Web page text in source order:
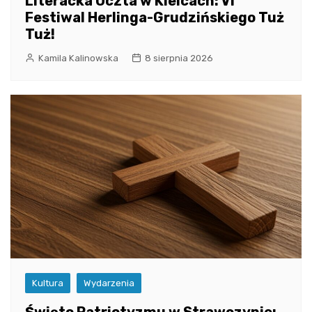
Festiwal Herlinga-Grudzińskiego Tuż
Tuż!
Kamila Kalinowska 8 sierpnia 2026
Kultura Wydarzenia